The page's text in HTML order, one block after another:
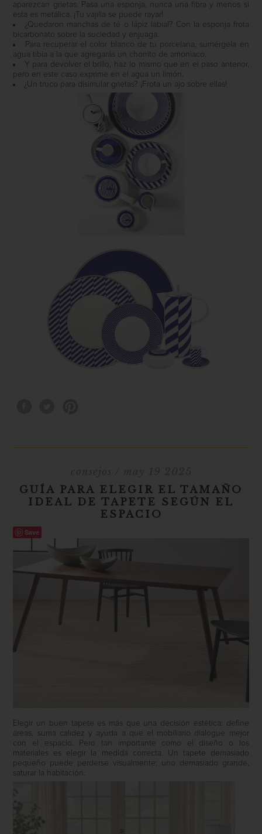
aparezcan grietas. Pasa una esponja, nunca una fibra y menos si
esta es metálica. ¡Tu vajilla se puede rayar!
¿Quedaron manchas de té o lápiz labial? Con la esponja frota
bicarbonato sobre la suciedad y enjuaga.
Para recuperar el color blanco de tu porcelana, sumérgela en
agua tibia a la que agregarás un chorrito de amoniaco.
Y para devolver el brillo, haz lo mismo que en el paso anterior,
pero en este caso exprime en el agua un limón.
¿Un truco para disimular grietas? ¡Frota un ajo sobre ellas!
GUÍA PARA ELEGIR EL TAMAÑO
IDEAL DE TAPETE SEGÚN EL
ESPACIO
Save
Elegir un buen tapete es más que una decisión estética: define
áreas, suma calidez y ayuda a que el mobiliario dialogue mejor
con el espacio. Pero tan importante como el diseño o los
materiales es elegir la medida correcta. Un tapete demasiado
pequeño puede perderse visualmente; uno demasiado grande,
saturar la habitación.